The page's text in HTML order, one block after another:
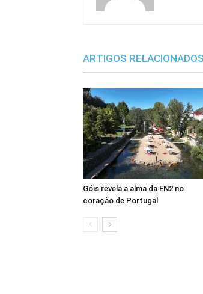
ARTIGOS RELACIONADOS
Góis revela a alma da EN2 no
coração de Portugal